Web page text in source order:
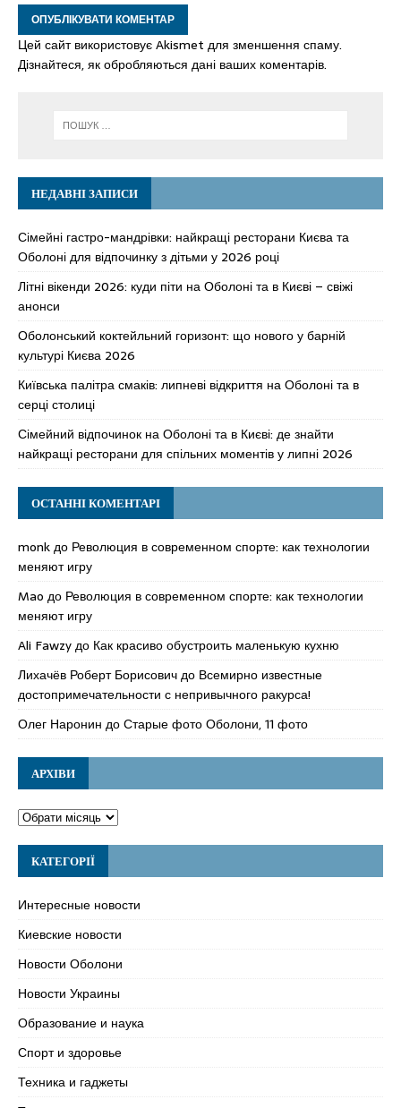
Цей сайт використовує Akismet для зменшення спаму.
Дізнайтеся, як обробляються дані ваших коментарів.
НЕДАВНІ ЗАПИСИ
Сімейні гастро-мандрівки: найкращі ресторани Києва та
Оболоні для відпочинку з дітьми у 2026 році
Літні вікенди 2026: куди піти на Оболоні та в Києві – свіжі
анонси
Оболонський коктейльний горизонт: що нового у барній
культурі Києва 2026
Київська палітра смаків: липневі відкриття на Оболоні та в
серці столиці
Сімейний відпочинок на Оболоні та в Києві: де знайти
найкращі ресторани для спільних моментів у липні 2026
ОСТАННІ КОМЕНТАРІ
monkдо Революция в современном спорте: как технологии
меняют игру
Mao до Революция в современном спорте: как технологии
меняют игру
Ali Fawzyдо Как красиво обустроить маленькую кухню
Лихачёв Роберт Борисовичдо Всемирно известные
достопримечательности с непривычного ракурса!
Олег Наронин доСтарые фото Оболони, 11 фото
АРХІВИ
КАТЕГОРІЇ
Интересные новости
Киевские новости
Новости Оболони
Новости Украины
Образование и наука
Спорт и здоровье
Техника и гаджеты